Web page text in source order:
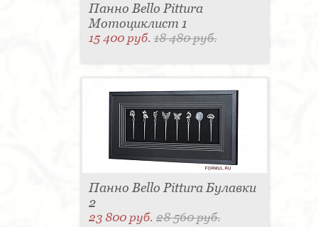
Панно Bello Pittura
Мотоциклист 1
15 400 руб.18 480 руб.
Панно Bello Pittura Булавки
2
23 800 руб.28 560 руб.